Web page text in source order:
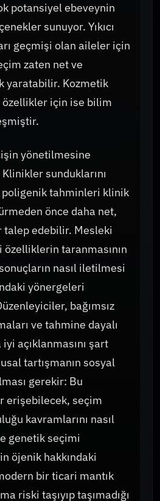
potansiyel ebeveynin
sunuyor. Yıkıcı
geçmişi olan aileler için
zaten net ve
yaratabilir. Kozmetik
özellikler için ise bilim
yönetilmesine
sunduklarını
poligenik tahminleri klinik
önce daha net,
talep edebilir. Mesleki
taranmasının
nasıl iletilmesi
yönergeleri
bağımsız
ve tahmine dayalı
açıklanmasını şart
tartışmanın sosyal
gerekir: Bu
erişebilecek, seçim
kavramlarını nasıl
genetik seçimi
öjenik hakkındaki
bir ticari mantık
riski taşıyıp taşımadığı